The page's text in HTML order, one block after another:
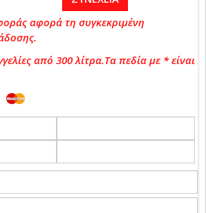
αφορά τη συγκεκριμένη
από 300 λίτρα.Τα πεδία με *είναι